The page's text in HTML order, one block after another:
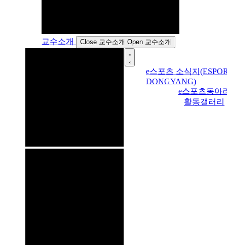
교수소개 Close 교수소개 Open 교수소개
e스포츠 소식지
DONGYANG)
e스포츠동아
활동갤러리